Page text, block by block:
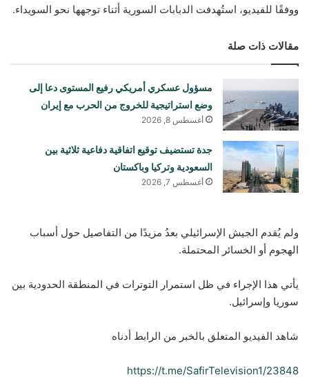
ووفقًا للفيديو، استُهدفت الدبابات السورية أثناء توجهها نحو السويداء.
مقالات ذات صلة
مسؤول عسكري أمريكي رفيع المستوى دعا إلى
وضع استراتيجية للخروج من الحرب مع إيران
أغسطس 8, 2026
جدة تستضيف توقيع اتفاقية دفاعية ثلاثية بين
السعودية وتركيا وباكستان
أغسطس 7, 2026
ولم يُقدم الجيش الإسرائيلي بعدُ مزيدًا من التفاصيل حول أسباب
الهجوم أو الخسائر المحتملة.
يأتي هذا الإجراء في ظل استمرار التوترات في المنطقة الحدودية بين
سوريا وإسرائيل.
شاهد الفيديو المتعلق بالخبر من الرابط أدناه
https://t.me/SafirTelevision1/23848